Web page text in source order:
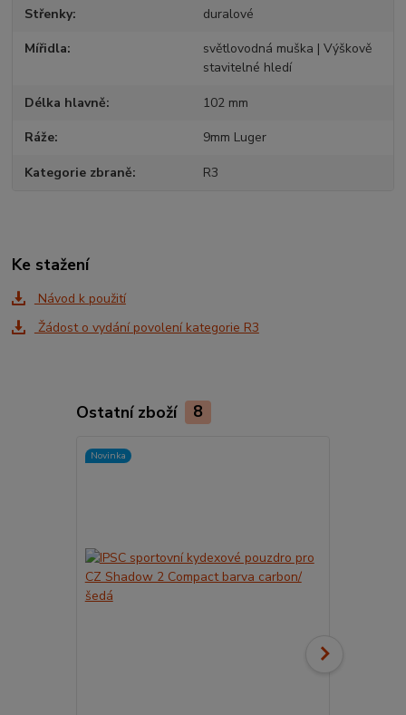
Střenky duralové
Mířidla
světlovodná muška | Výškově
stavitelné hledí
Délka hlavně 102 mm
Ráže 9mm Luger
Kategorie zbraně R3
Ke stažení
Návod k použití
Žádost o vydání povolení kategorie R3
Ostatní zboží 8
Novinka